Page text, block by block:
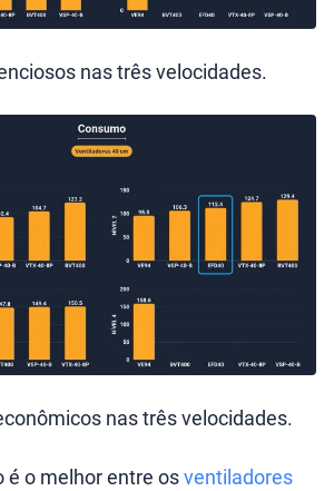
nas três velocidades.
nas três velocidades.
é o melhor entre osventiladores